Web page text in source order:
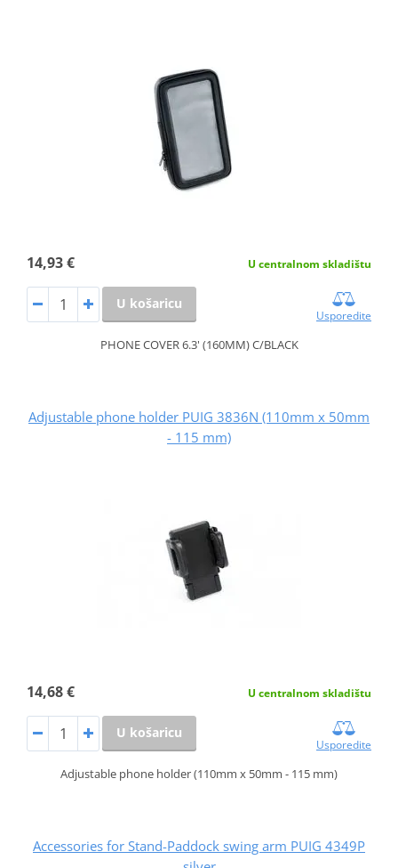
14,93 € U centralnom skladištu
U košaricu
Usporedite
PHONE COVER 6.3' (160MM) C/BLACK
Adjustable phone holder PUIG 3836N (110mm x 50mm
- 115 mm)
14,68 € U centralnom skladištu
U košaricu
Usporedite
Adjustable phone holder (110mm x 50mm - 115 mm)
Accessories for Stand-Paddock swing arm PUIG 4349P